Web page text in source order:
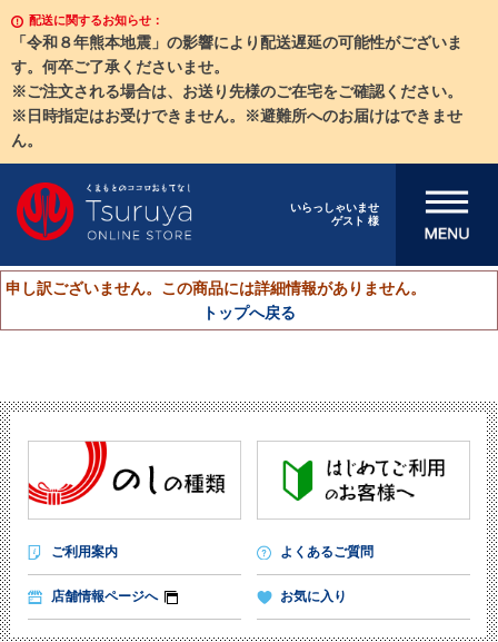
配送に関するお知らせ：
「令和８年熊本地震」の影響により配送遅延の可能性がございま
す。何卒ご了承くださいませ。
※ご注文される場合は、お送り先様のご在宅をご確認ください。
※日時指定はお受けできません。※避難所へのお届けはできませ
ん。
いらっしゃいませ
ゲスト 様
メニューを開
申し訳ございません。この商品には詳細情報がありません。
トップへ戻る
ご利用案内 よくあるご質問
店舗情報ページへ お気に入り